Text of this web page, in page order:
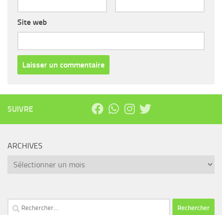
Site web
SUIVRE
ARCHIVES
Archives
Rechercher :